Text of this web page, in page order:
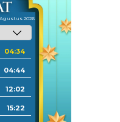
Agustus 2026
04:34
04:44
12:02
15:22